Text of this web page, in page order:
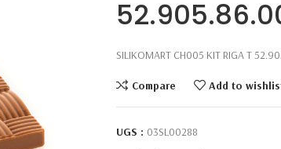
SILIKOMART CH005 KIT RIGA T
Compare Add to
UGS : 03SL00288